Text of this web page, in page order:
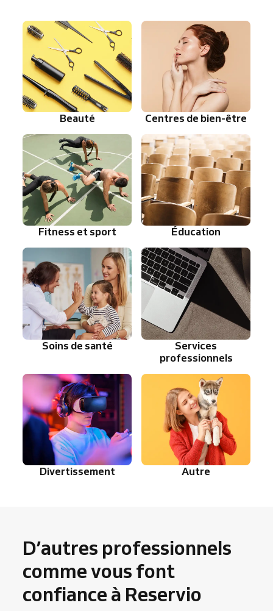
Beauté Centres de bien-être
Fitness et sport Éducation
Soins de santé
Services
professionnels
Divertissement Autre
D’autres professionnels
comme vous font
confiance à Reservio